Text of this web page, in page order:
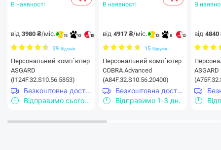
В наявності
від 3980 ₴/міс. 15 10 15
29 Відгуків
Персональний комп`ютер
ASGARD
(I124F.32.S10.56.5853)
Безкоштовна доставка
Відправимо сьогодні
В наявності
від 4917 ₴/міс. 12 8 12
15 Відгуків
Персональний комп`ютер
COBRA Advanced
(A84F.32.S10.56.20400)
Безкоштовна доставка
Відправимо 1-3 дн.
В
від 4840